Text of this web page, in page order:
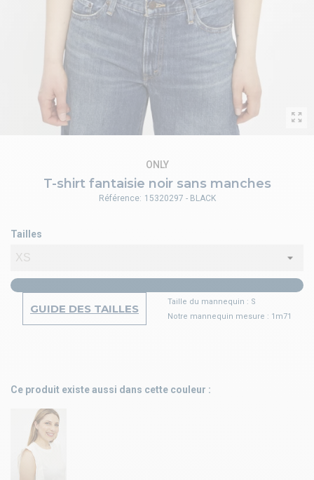
T-shirt fantaisie noir sans manches
ONLY
Tailles
GUIDE DES TAILLES
Taille du mannequin : S
Notre mannequin mesure : 1m71
Référence: 15320297 - BLACK
Ce produit existe aussi dans cette couleur :